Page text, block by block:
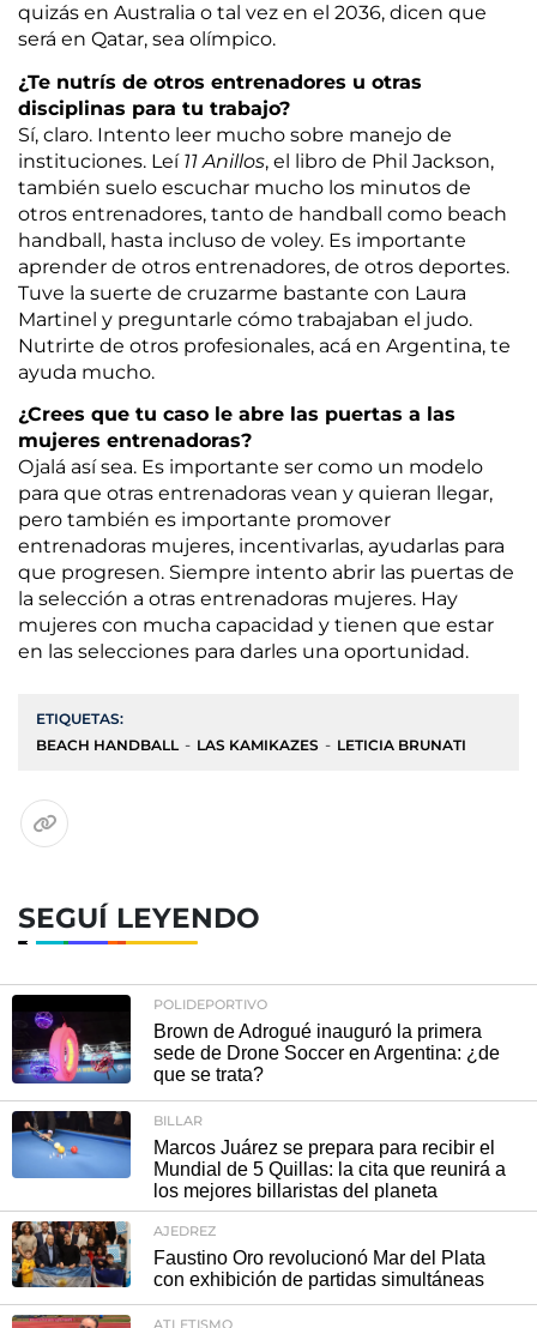
quizás en Australia o tal vez en el 2036, dicen que
será en Qatar, sea olímpico.
¿Te nutrís de otros entrenadores u otras
disciplinas para tu trabajo?
Sí, claro. Intento leer mucho sobre manejo de
instituciones. Leí11 Anillos, el libro de Phil Jackson,
también suelo escuchar mucho los minutos de
otros entrenadores, tanto de handball como beach
handball, hasta incluso de voley. Es importante
aprender de otros entrenadores, de otros deportes.
Tuve la suerte de cruzarme bastante con Laura
Martinel y preguntarle cómo trabajaban el judo.
Nutrirte de otros profesionales, acá en Argentina, te
ayuda mucho.
¿Crees que tu caso le abre las puertas a las
mujeres entrenadoras?
Ojalá así sea. Es importante ser como un modelo
para que otras entrenadoras vean y quieran llegar,
pero también es importante promover
entrenadoras mujeres, incentivarlas, ayudarlas para
que progresen. Siempre intento abrir las puertas de
la selección a otras entrenadoras mujeres. Hay
mujeres con mucha capacidad y tienen que estar
en las selecciones para darles una oportunidad.
ETIQUETAS:
BEACH HANDBALL
LAS KAMIKAZES LETICIA BRUNATI
SEGUÍ LEYENDO
POLIDEPORTIVO
Brown de Adrogué inauguró la primera
sede de Drone Soccer en Argentina: ¿de
que se trata?
BILLAR
Marcos Juárez se prepara para recibir el
Mundial de 5 Quillas: la cita que reunirá a
los mejores billaristas del planeta
AJEDREZ
Faustino Oro revolucionó Mar del Plata
con exhibición de partidas simultáneas